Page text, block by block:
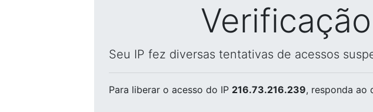
Seu IP fez diversas tentativas de acessos
Para liberar o acesso do IP 216.73.216.239, responda ao